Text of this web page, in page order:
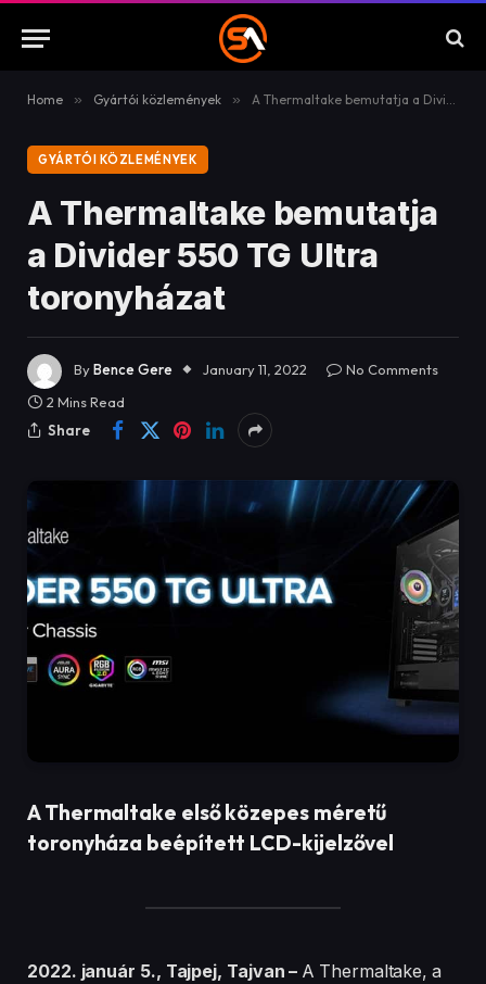
Home » Gyártói közlemények » A Thermaltake bemutatja a Divider 550 TG Ultra toronyházat
GYÁRTÓI KÖZLEMÉNYEK
A Thermaltake bemutatja
a Divider 550 TG Ultra
toronyházat
ByBence Gere January 11, 2022
No Comments
2 Mins Read
Share
A Thermaltake első közepes méretű
toronyháza beépített LCD-kijelzővel
2022. január 5., Tajpej, Tajvan – A Thermaltake, a